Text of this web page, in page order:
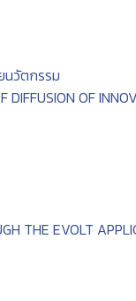
นวัตกรรม
OF
THE EVOLT